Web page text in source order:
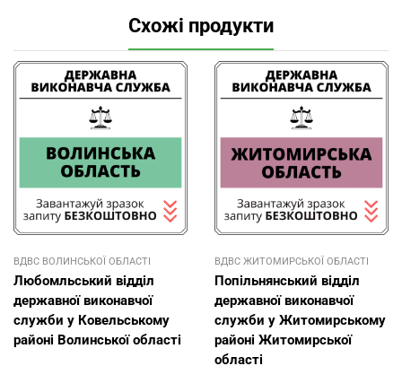
Схожі продукти
ВДВС ВОЛИНСЬКОЇ ОБЛАСТІ
Любомльський відділ
державної виконавчої
служби у Ковельському
районі Волинської області
ВДВС ЖИТОМИРСЬКОЇ ОБЛАСТІ
Попільнянський відділ
державної виконавчої
служби у Житомирському
районі Житомирської
області